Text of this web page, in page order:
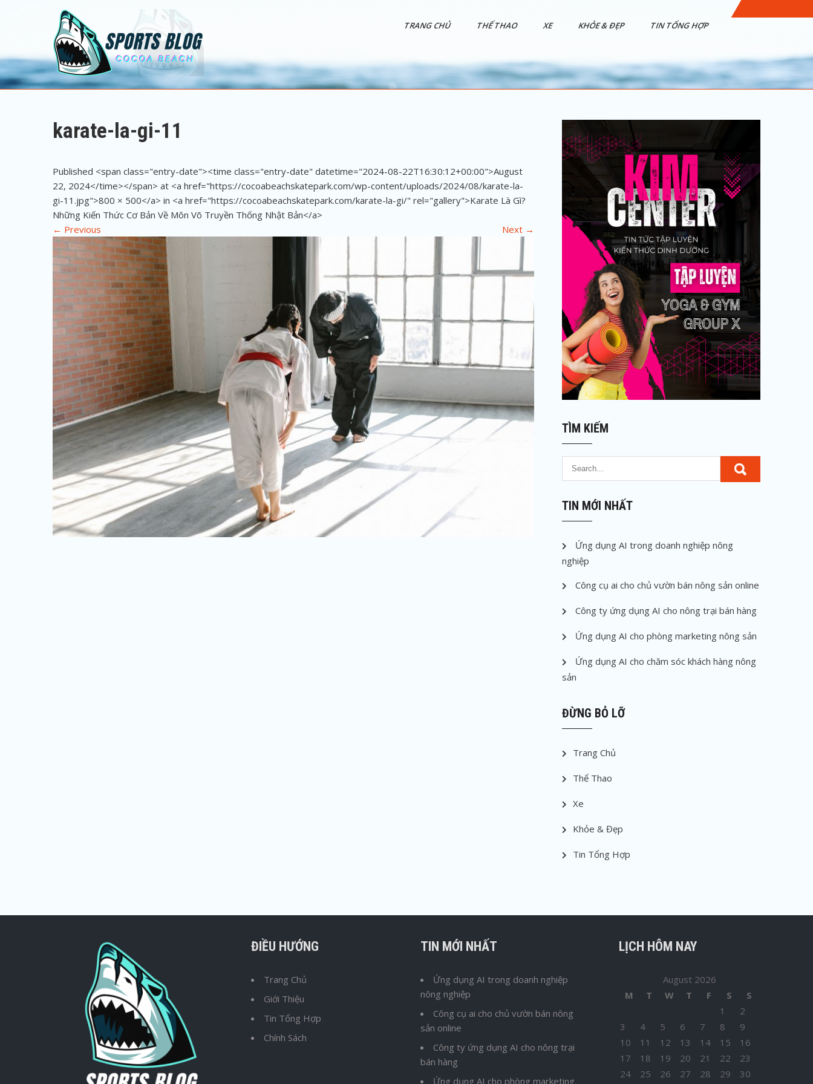
Sports Blog
Cocoa Beach
TRANG CHỦ THỂ THAO XE KHỎE & ĐẸP TIN TỔNG HỢP
karate-la-gi-11
Published <span class="entry-date"><time class="entry-date" datetime="2024-08-22T16:30:12+00:00">August
22, 2024</time></span> at <a href="https://cocoabeachskatepark.com/wp-content/uploads/2024/08/karate-la-
gi-11.jpg">800 × 500</a> in <a href="https://cocoabeachskatepark.com/karate-la-gi/" rel="gallery">Karate Là Gì?
Những Kiến Thức Cơ Bản Về Môn Võ Truyền Thống Nhật Bản</a>
← Previous Next →
TÌM KIẾM
TIN MỚI NHẤT
Ứng dụng AI trong doanh nghiệp nông
nghiệp
Công cụ ai cho chủ vườn bán nông sản online
Công ty ứng dụng AI cho nông trại bán hàng
Ứng dụng AI cho phòng marketing nông sản
Ứng dụng AI cho chăm sóc khách hàng nông
sản
ĐỪNG BỎ LỠ
Trang Chủ
Thể Thao
Xe
Khỏe & Đẹp
Tin Tổng Hợp
ĐIỀU HƯỚNG
Trang Chủ
Giới Thiệu
Tin Tổng Hợp
Chính Sách
TIN MỚI NHẤT
Ứng dụng AI trong doanh nghiệp
nông nghiệp
Công cụ ai cho chủ vườn bán nông
sản online
Công ty ứng dụng AI cho nông trại
bán hàng
Ứng dụng AI cho phòng marketing
LỊCH HÔM NAY
August 2026
M
T W T F S
S
1
2
3
4 5 6 7 8
9
10
11 12 13 14 15
16
17
18 19 20 21 22
23
24
25 26 27 28 29
30